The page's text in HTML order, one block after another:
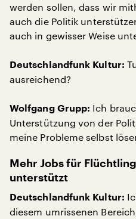
werden sollen, dass wir
auch die Politik
auch in gewisser Weise
Deutschlandfunk Kultur:
ausreichend?
Wolfgang Grupp: Ich
Unterstützung von der
meine Probleme selbst
Mehr Jobs für
unterstützt
Deutschlandfunk Kultur:
diesem umrissenen